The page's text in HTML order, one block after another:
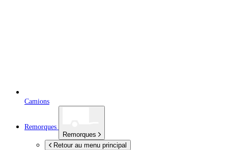
Camions
Remorques
Remorques
Retour au menu principal